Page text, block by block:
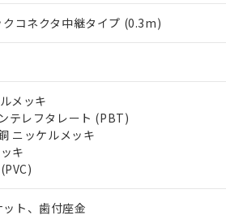
コネクタ中継タイプ (0.3m)
メッキ
テレフタレート (PBT)
ニッケルメッキ
キ
ト、歯付座金